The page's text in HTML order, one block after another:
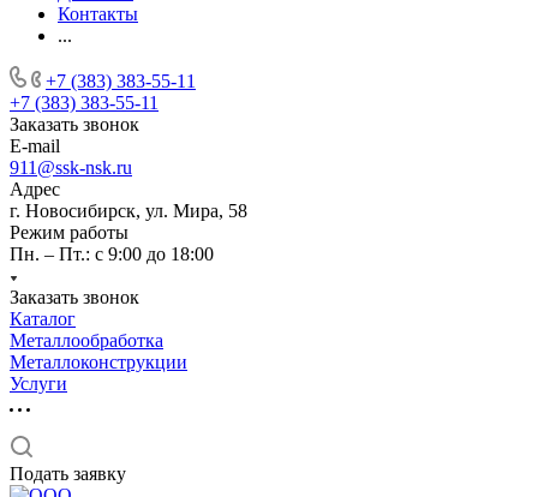
Контакты
...
+7 (383) 383-55-11
+7 (383) 383-55-11
Заказать звонок
E-mail
911@ssk-nsk.ru
Адрес
г. Новосибирск, ул. Мира, 58
Режим работы
Пн. – Пт.: с 9:00 до 18:00
Заказать звонок
Каталог
Металлообработка
Металлоконструкции
Услуги
Подать заявку